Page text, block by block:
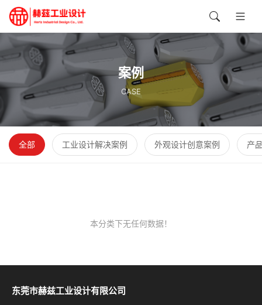
工业设计案例展示 — 赫兹工业设计
案例
CASE
全部 工业设计解决案例 外观设计创意案例 产
本分类下无任何数据！
东莞市赫兹工业设计有限公司